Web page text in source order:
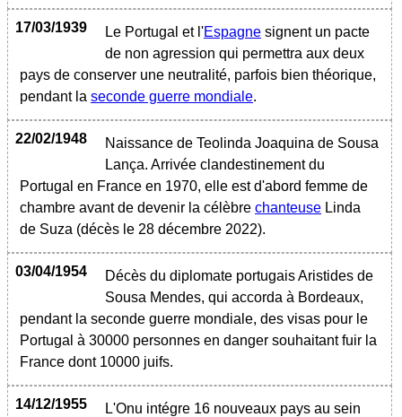
17/03/1939 Le Portugal et l'Espagne signent un pacte
de non agression qui permettra aux deux
pays de conserver une neutralité, parfois bien théorique,
pendant la seconde guerre mondiale.
22/02/1948
Naissance de Teolinda Joaquina de Sousa
Lança. Arrivée clandestinement du
Portugal en France en 1970, elle est d'abord femme de
chambre avant de devenir la célèbre chanteuse Linda
de Suza (décès le 28 décembre 2022).
03/04/1954
Décès du diplomate portugais Aristides de
Sousa Mendes, qui accorda à Bordeaux,
pendant la seconde guerre mondiale, des visas pour le
Portugal à 30000 personnes en danger souhaitant fuir la
France dont 10000 juifs.
14/12/1955
L'Onu intégre 16 nouveaux pays au sein